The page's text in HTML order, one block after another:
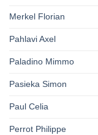
Merkel Florian
Pahlavi Axel
Paladino Mimmo
Pasieka Simon
Paul Celia
Perrot Philippe